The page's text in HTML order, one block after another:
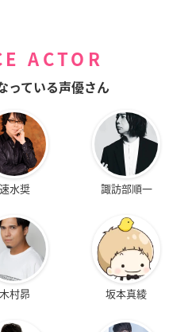
💿『劇場版ポルノグラファー
December 17, 2
ACTOR
っている声優さん
速水奨 諏訪部順一
木村昴 坂本真綾